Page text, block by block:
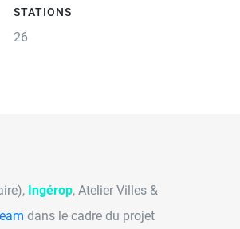
STATIONS
26
Ingérop, Atelier Villes &
dans le cadre du projet